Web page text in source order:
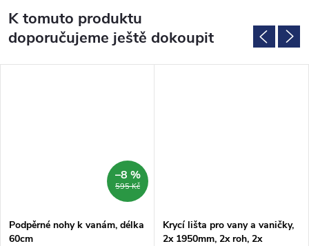
K tomuto produktu
doporučujeme ještě dokoupit
595 Kč
–8 %
Podpěrné nohy k vanám, délka
60cm
Krycí lišta pro vany a vaničky,
2x 1950mm, 2x roh, 2x